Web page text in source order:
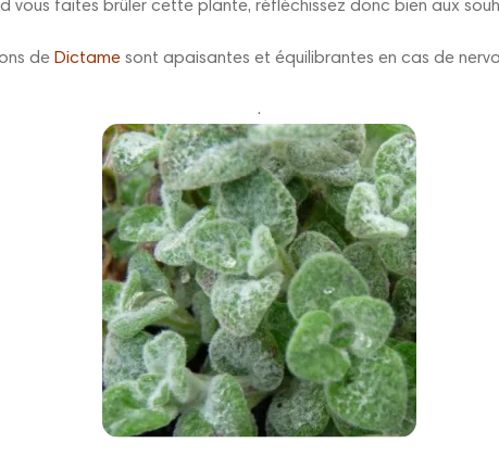
faites brûler cette plante, réfléchissez donc bien aux
de Dictame sont apaisantes et équilibrantes en cas de
.